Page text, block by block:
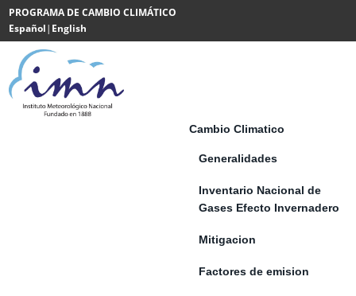
Saltar al contenido
PROGRAMA DE CAMBIO CLIMÁTICO
Español| English
Powered
by
Translate
Cambio Climatico
Generalidades
Inventario Nacional de
Gases Efecto Invernadero
Mitigacion
Factores de emision